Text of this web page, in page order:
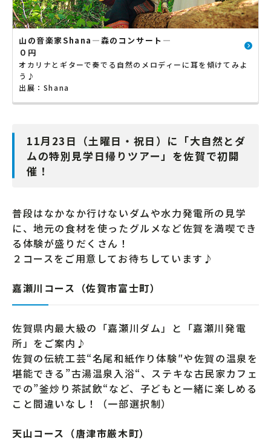
山の音楽家Shana―森のコンサート―
０円
オカリナとギターで奏でる自然のメロディーに耳を傾けてみよ
う♪
出展：Shana
11月23日（土曜日・祝日）に「大自然とダ
ムの特別見学日帰りツアー」を佐賀で初開
催！
普段はなかなか行けないダムや水力発電所の見学
に、地元の食材を使ったグルメなど佐賀を満喫でき
る体験が盛りだくさん！
２コースをご用意してお待ちしています♪
嘉瀬川コース（佐賀市富士町）
佐賀県内最大級の「嘉瀬川ダム」と「嘉瀬川発電
所」をご案内♪
佐賀の伝統工芸“名尾和紙作り体験″や佐賀の温泉を
堪能できる”古湯温泉入浴“、ステキな古民家カフェ
での”釜炒り茶試飲“など、子どもと一緒に楽しめる
こと間違いなし！（一部選択制）
天山コース（唐津市厳木町）